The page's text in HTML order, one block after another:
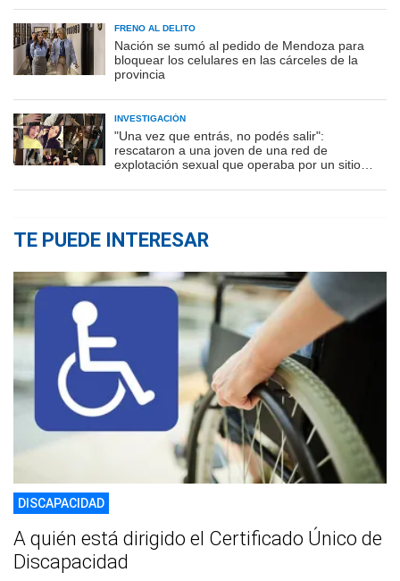
FRENO AL DELITO
Nación se sumó al pedido de Mendoza para
bloquear los celulares en las cárceles de la
provincia
INVESTIGACIÓN
"Una vez que entrás, no podés salir":
rescataron a una joven de una red de
explotación sexual que operaba por un sitio
TE PUEDE INTERESAR
DISCAPACIDAD
A quién está dirigido el Certificado Único de
Discapacidad